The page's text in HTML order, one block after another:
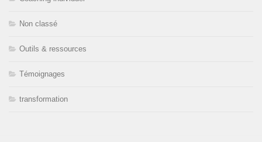
Non classé
Outils & ressources
Témoignages
transformation